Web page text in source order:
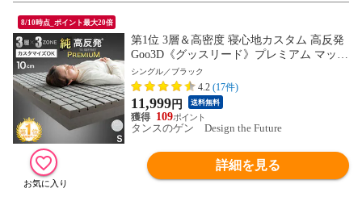
8/10時点_ポイント最大20倍
第1位 3層＆高密度 寝心地カスタム 高反発
Goo3D《グッスリード》プレミアム マット
レス 3つ折り 10cm シングル メッシュ 洗え
るカバー 折りたたみ 三つ折り 敷布団 敷き
布団 高反発 硬め 43300199 〔ブラック〕
【予約】9月中旬※9/20までに出荷予定
シングル／ブラック
4.2 (17件)
11,999円 送料無料
109
タンスのゲン Design the Future
詳細を見る